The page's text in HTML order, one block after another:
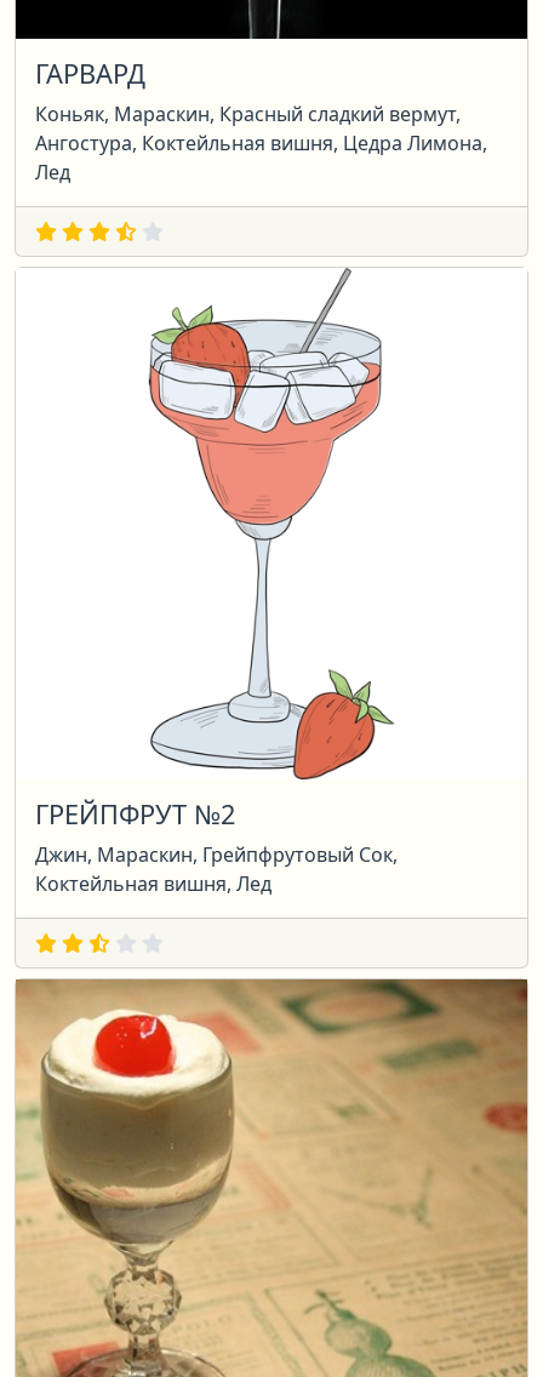
ГАРВАРД
Коньяк, Мараскин, Красный сладкий вермут,
Ангостура, Коктейльная вишня, Цедра Лимона,
Лед
ГРЕЙПФРУТ №2
Джин, Мараскин, Грейпфрутовый Сок,
Коктейльная вишня, Лед